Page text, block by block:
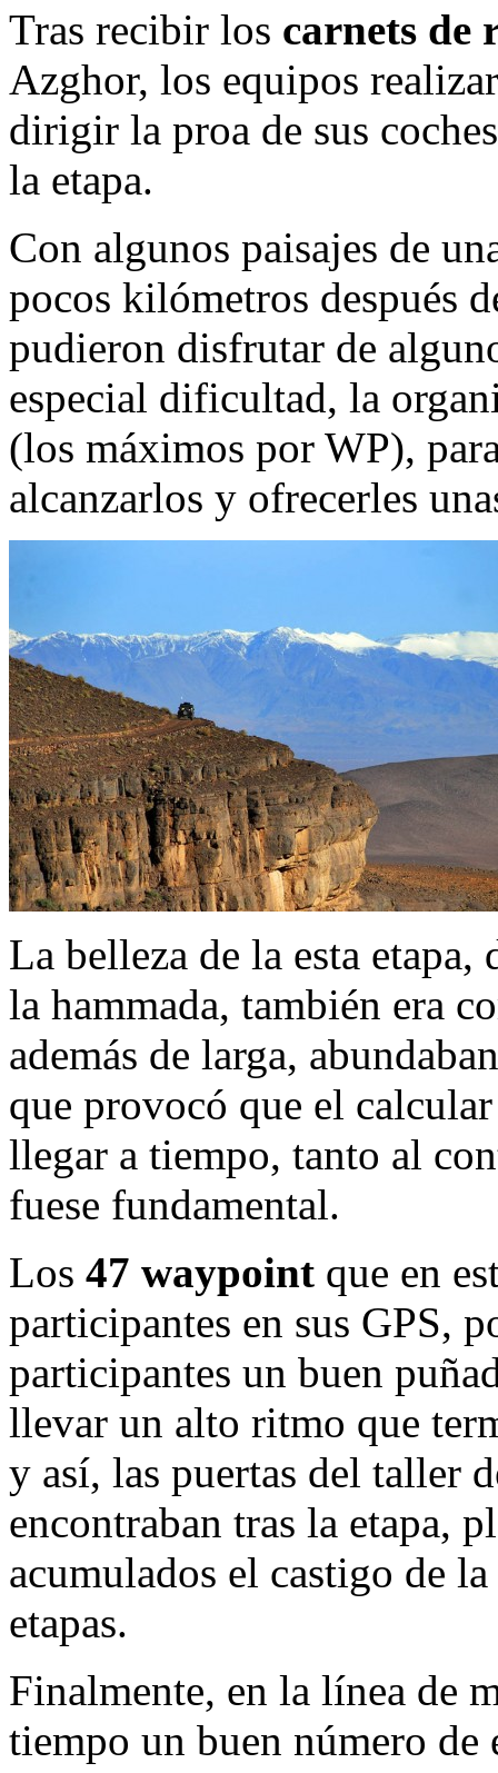
Tras recibir los carnets de
Azghor, los equipos
dirigir la proa de sus
la etapa.
Con algunos paisajes de
pocos kilómetros después
pudieron disfrutar de
especial dificultad, la
(los máximos por WP),
alcanzarlos y ofrecerles
La belleza de la esta
la hammada, también era
además de larga,
que provocó que el
llegar a tiempo, tanto al
fuese fundamental.
Los 47 waypoint que en
participantes en sus GPS,
participantes un buen
llevar un alto ritmo que
y así, las puertas del taller
encontraban tras la etapa,
acumulados el castigo de
etapas.
Finalmente, en la línea de
tiempo un buen número